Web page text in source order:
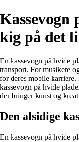
Kassevogn
kig på det
En kassevogn på hvide
transport. For musikere
for deres mobile
kassevogn på hvide
der bringer kunst og
Den alsidige
En kassevogn på hvide